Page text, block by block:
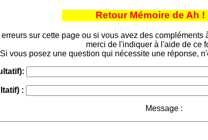
Retour Mémoire de Ah !
sur cette page ou si vous avez des
merci de l'indiquer à l'aide de ce
Si vous posez une question qui nécessite une réponse,
:
Message :